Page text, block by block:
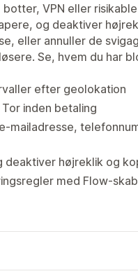
VPN eller
og deaktiver
eller annuller de
Se, hvem du har
efter geolokation
inden betaling
mailadresse,
højreklik og
med Flow-